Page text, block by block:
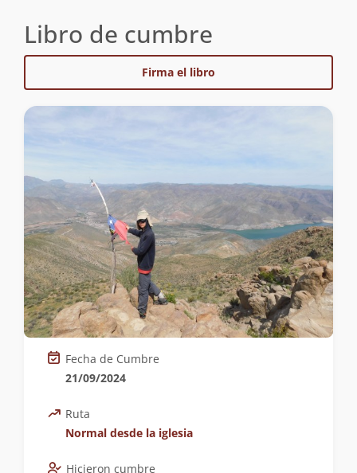
Libro de cumbre
Firma el libro
Fecha de Cumbre
21/09/2024
Ruta
Normal desde la iglesia
Hicieron cumbre